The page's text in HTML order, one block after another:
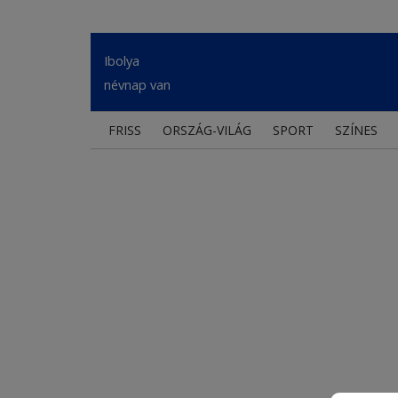
Ibolya
névnap van
FRISS ORSZÁG-VILÁG SPORT SZÍNES